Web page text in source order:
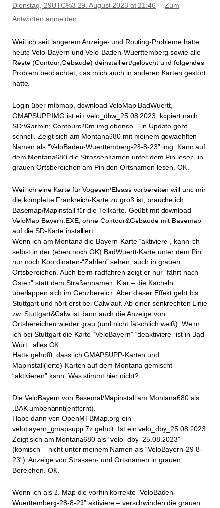
Dienstag, 29UTC%3 29. August 2023 at 21:46
Zum
Antworten anmelden
Weil ich seit längerem Anzeige- und Routing-Probleme hatte:
heute Velo-Bayern und Velo-Baden-Wuerttemberg sowie alle
Reste (Contour,Gebäude) deinstalliert/gelöscht und folgendes
Problem beobachtet, das mich auch in anderen Karten gestört
hatte.
Login über mtbmap, download VeloMap BadWuertt,
GMAPSUPP.IMG ist ein velo_dbw_25.08.2023, kopiert nach
SD:\Garmin; Contours20m.img ebenso. Ein Update geht
schnell. Zeigt sich am Montana680 mit meinem gewaehlten
Namen als “VeloBaden-Wuerttemberg-28-8-23”.img. Kann auf
dem Montana680 die Strassennamen unter dem Pin lesen, in
grauen Ortsbereichen am Pin den Ortsnamen lesen. OK.
Weil ich eine Karte für Vogesen/Elsass vorbereiten will und mir
die komplette Frankreich-Karte zu groß ist, brauche ich
Basemap/Mapinstall für die Teilkarte. Geübt mit download
VeloMap Bayern.EXE, ohne Contour&Gebäude mit Basemap
auf die SD-Karte installiert.
Wenn ich am Montana die Bayern-Karte “aktiviere”, kann ich
selbst in der (eben noch OK) BadWuertt-Karte unter dem Pin
nur noch Koordinaten-“Zahlen” sehen, auch in grauen
Ortsbereichen. Auch beim radfahren zeigt er nur “fährt nach
Osten” statt dem Straßennamen. Klar – die Kacheln
überlappen sich im Genzbereich. Aber dieser Effekt geht bis
Stuttgart und hört erst bei Calw auf. Ab einer senkrechten Linie
zw. Stuttgart&Calw ist dann auch die Anzeige von
Ortsbereichen wieder grau (und nicht fälschlich weiß). Wenn
ich bei Stuttgart die Karte “VeloBayern” “deaktiviere” ist in Bad-
Württ. alles OK.
Hatte gehofft, dass ich GMAPSUPP-Karten und
Mapinstall(ierte)-Karten auf dem Montana gemischt
“aktivieren” kann. Was stimmt hier nicht?
Die VeloBayern von Basemal/Mapinstall am Montana680 als
.BAK umbenannt(entfernt).
Habe dann von OpenMTBMap.org ein
velobayern_gmapsupp.7z geholt. Ist ein velo_dby_25.08.2023.
Zeigt sich am Montana680 als “velo_dby_25.08.2023”
(komisch – nicht unter meinem Namen als “VeloBayern-29-8-
23”). Anzeige von Strassen- und Ortsnamen in grauen
Bereichen. OK.
Wenn ich als 2. Map die vorhin korrekte “VeloBaden-
Wuerttemberg-28-8-23” aktiviere – verschwinden die grauen